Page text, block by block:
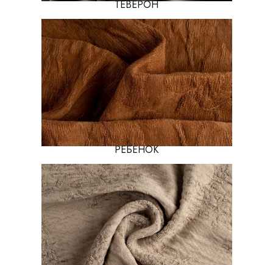
ТЕВЕРОН
РЕБЁНОК